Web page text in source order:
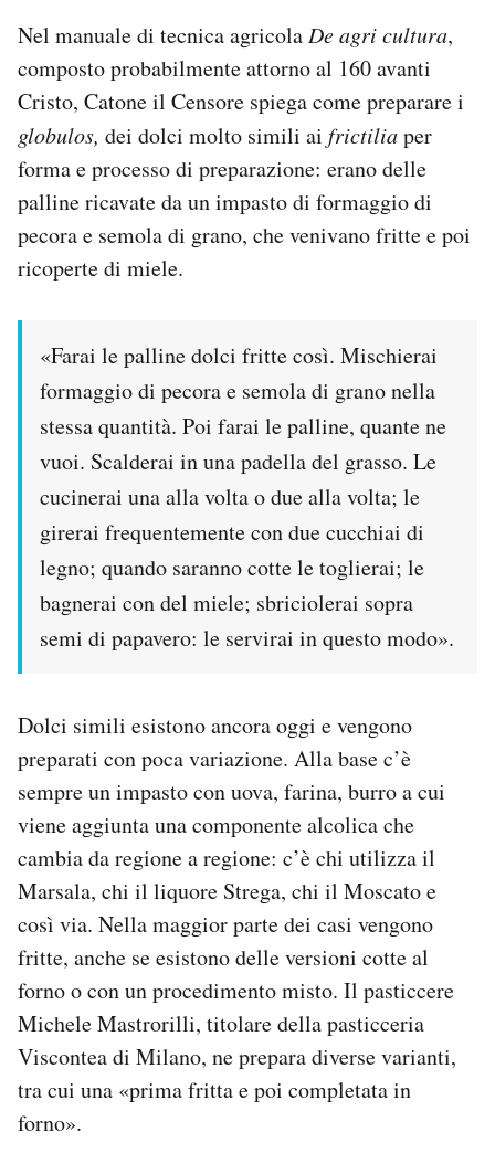
Nel manuale di tecnica agricola De agri cultura,
composto probabilmente attorno al 160 avanti
Cristo, Catone il Censore spiega come preparare i
globulos, dei dolci molto simili ai frictiliaper
forma e processo di preparazione: erano delle
palline ricavate da un impasto di formaggio di
pecora e semola di grano, che venivano fritte e poi
ricoperte di miele.
«Farai le palline dolci fritte così. Mischierai
formaggio di pecora e semola di grano nella
stessa quantità. Poi farai le palline, quante ne
vuoi. Scalderai in una padella del grasso. Le
cucinerai una alla volta o due alla volta; le
girerai frequentemente con due cucchiai di
legno; quando saranno cotte le toglierai; le
bagnerai con del miele; sbriciolerai sopra
semi di papavero: le servirai in questo modo».
Dolci simili esistono ancora oggi e vengono
preparati con poca variazione. Alla base c’è
sempre un impasto con uova, farina, burro a cui
viene aggiunta una componente alcolica che
cambia da regione a regione: c’è chi utilizza il
Marsala, chi il liquore Strega, chi il Moscato e
così via. Nella maggior parte dei casi vengono
fritte, anche se esistono delle versioni cotte al
forno o con un procedimento misto. Il pasticcere
Michele Mastrorilli, titolare della pasticceria
Viscontea di Milano, ne prepara diverse varianti,
tra cui una «prima fritta e poi completata in
forno».